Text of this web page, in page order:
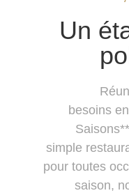
Un
besoins
simple
pour toutes
saison,